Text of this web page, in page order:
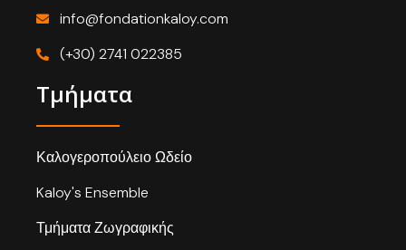
info@fondationkaloy.com
(+30) 2741 022385
Τμήματα
Καλογεροπούλειο Ωδείο
Kaloy's Ensemble
Τμήματα Ζωγραφικής